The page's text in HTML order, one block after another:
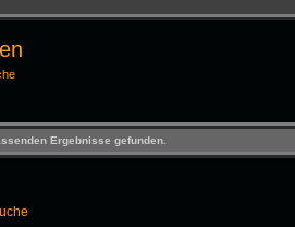
Ergebnisse gefunden.